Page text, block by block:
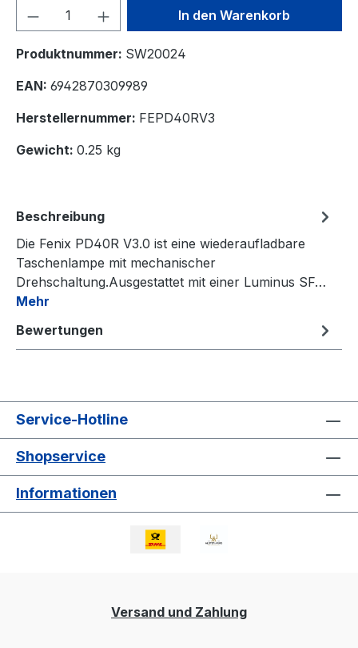
Produkt Anzahl: Gib denIn den Warenkorb
Produktnummer: SW20024
EAN: 6942870309989
Herstellernummer: FEPD40RV3
Gewicht: 0.25 kg
Beschreibung
Die Fenix PD40R V3.0 ist eine wiederaufladbare
Taschenlampe mit mechanischer
Drehschaltung.Ausgestattet mit einer Luminus SF…
Mehr
Bewertungen
Service-Hotline
Shopservice
Informationen
Versand und Zahlung